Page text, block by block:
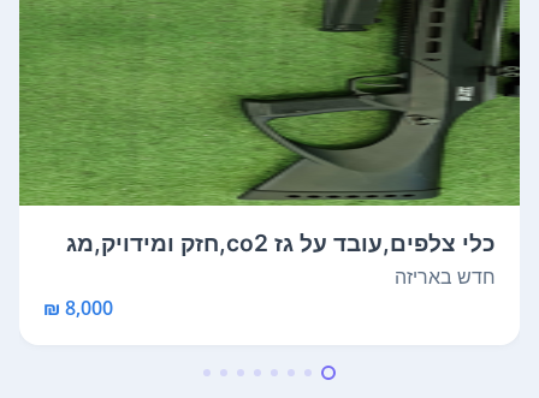
כלי צלפים,עובד על גז co2,חזק ומידויק,מג
י...
חדש באריזה
8,000 ₪